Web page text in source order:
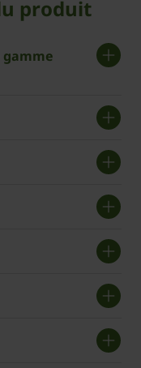
produit
gamme